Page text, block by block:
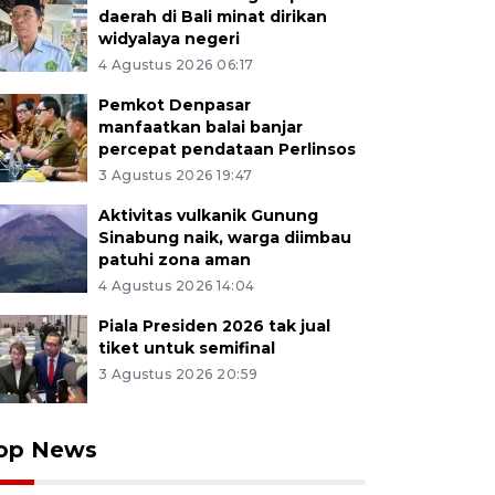
daerah di Bali minat dirikan
widyalaya negeri
4 Agustus 2026 06:17
Pemkot Denpasar
manfaatkan balai banjar
percepat pendataan Perlinsos
3 Agustus 2026 19:47
Aktivitas vulkanik Gunung
Sinabung naik, warga diimbau
patuhi zona aman
4 Agustus 2026 14:04
Piala Presiden 2026 tak jual
tiket untuk semifinal
3 Agustus 2026 20:59
News